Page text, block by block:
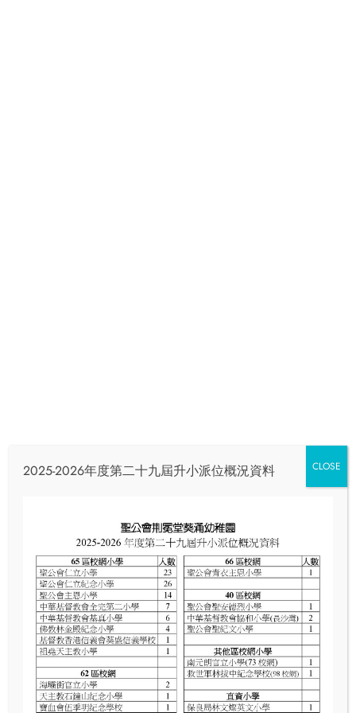
2023-2024 1st
2025-2026年度第二十九屆升小派位概況資料 CLOSE